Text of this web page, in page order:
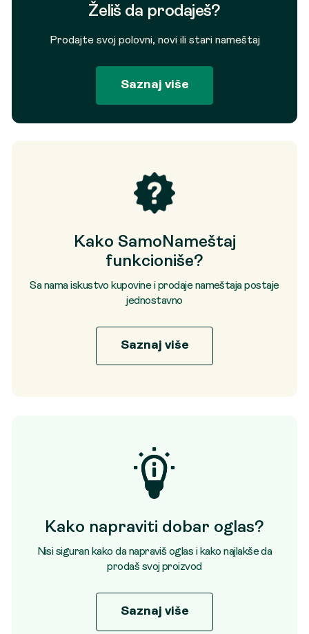
Želiš da prodaješ?
Prodajte svoj polovni, novi ili stari nameštaj
Saznaj više
Kako SamoNameštaj
funkcioniše?
Sa nama iskustvo kupovine i prodaje nameštaja postaje
jednostavno
Saznaj više
Kako napraviti dobar oglas?
Nisi siguran kako da napraviš oglas i kako najlakše da
prodaš svoj proizvod
Saznaj više